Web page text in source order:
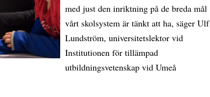
med just den inriktning på de breda mål
vårt skolsystem är tänkt att ha, säger Ulf
Lundström, universitetslektor vid
Institutionen för tillämpad
utbildningsvetenskap vid Umeå